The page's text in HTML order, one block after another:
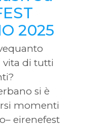
2025
vita di tutti
si è
momenti
eirenefest